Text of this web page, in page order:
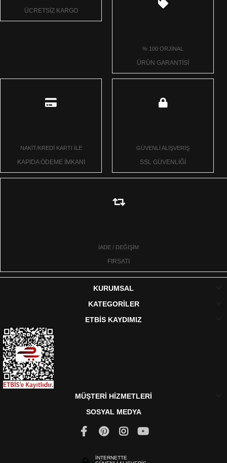
ÜCRETSİZ KARGO
% 100 ORJİNAL
ÜRÜN GARANTİSİ
NAKİT/KREDİ KARTI İLE
KAPIDA ÖDEME İMKANI
GÜVENLİ ALIŞVERİŞ
SSL GÜVENLİĞİ
İADE / DEĞİŞİM
FIRSATI
KURUMSAL
KATEGORİLER
ETBİS KAYDIMIZ
MÜŞTERİ HİZMETLERİ
SOSYAL MEDYA
İNTERNETTE